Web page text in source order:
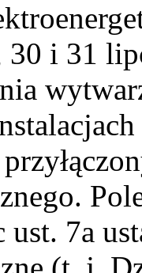
i 31
ust. 7a